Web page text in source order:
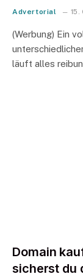
Advertorial 15.
(Werbung) Ein
läuft alles
Domain
sicherst du